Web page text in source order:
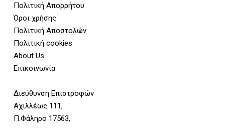
Πολιτική Απορρήτου
Όροι χρήσης
Πολιτική Αποστολών
Πολιτική cookies
About Us
Επικοινωνία
Διεύθυνση Επιστροφών
Αχιλλέως 111,
Π.Φάληρο 17563,